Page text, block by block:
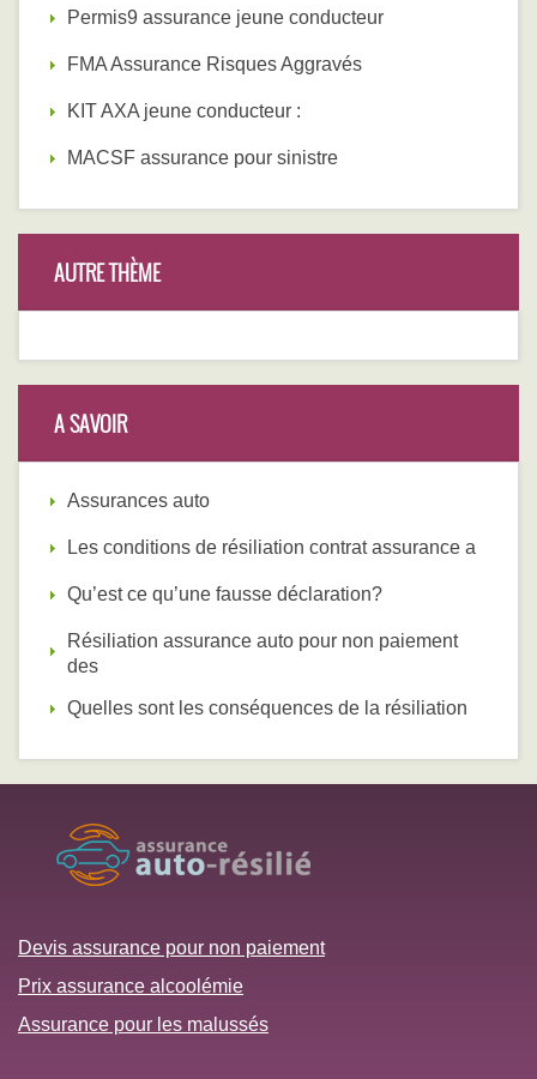
Permis9 assurance jeune conducteur
FMA Assurance Risques Aggravés
KIT AXA jeune conducteur :
MACSF assurance pour sinistre
AUTRE THÈME
A SAVOIR
Assurances auto
Les conditions de résiliation contrat assurance a
Qu’est ce qu’une fausse déclaration?
Résiliation assurance auto pour non paiement
des
Quelles sont les conséquences de la résiliation
Devis assurance pour non paiement
Prix assurance alcoolémie
Assurance pour les malussés